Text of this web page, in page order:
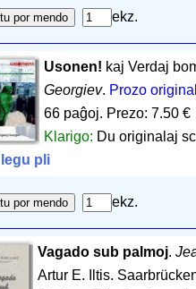
ekz.
Usonen! kaj Verdaj
Georgiev. Prozo
66 paĝoj. Prezo: 7.50 €
Klarigo: Du originalaj
legu pli
ekz.
Vagado sub palmoj.
Artur E. Iltis.